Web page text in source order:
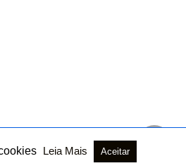
Leia Mais Aceitar